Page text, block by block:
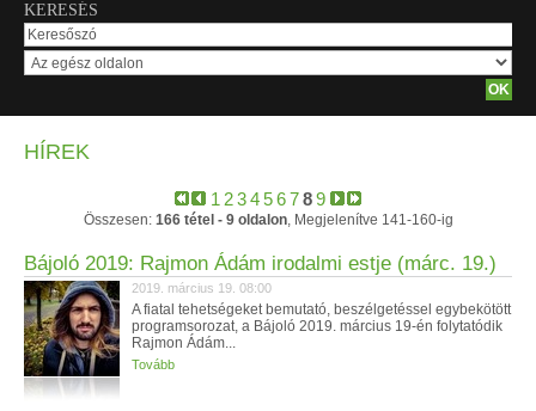
KERESÉS
HÍREK
1 23456789
Összesen: 166 tétel - 9 oldalon, Megjelenítve 141-160-ig
Bájoló 2019: Rajmon Ádám irodalmi estje (márc. 19.)
2019. március 19. 08:00
A fiatal tehetségeket bemutató, beszélgetéssel egybekötött
programsorozat, a Bájoló 2019. március 19-én folytatódik
Rajmon Ádám...
Tovább